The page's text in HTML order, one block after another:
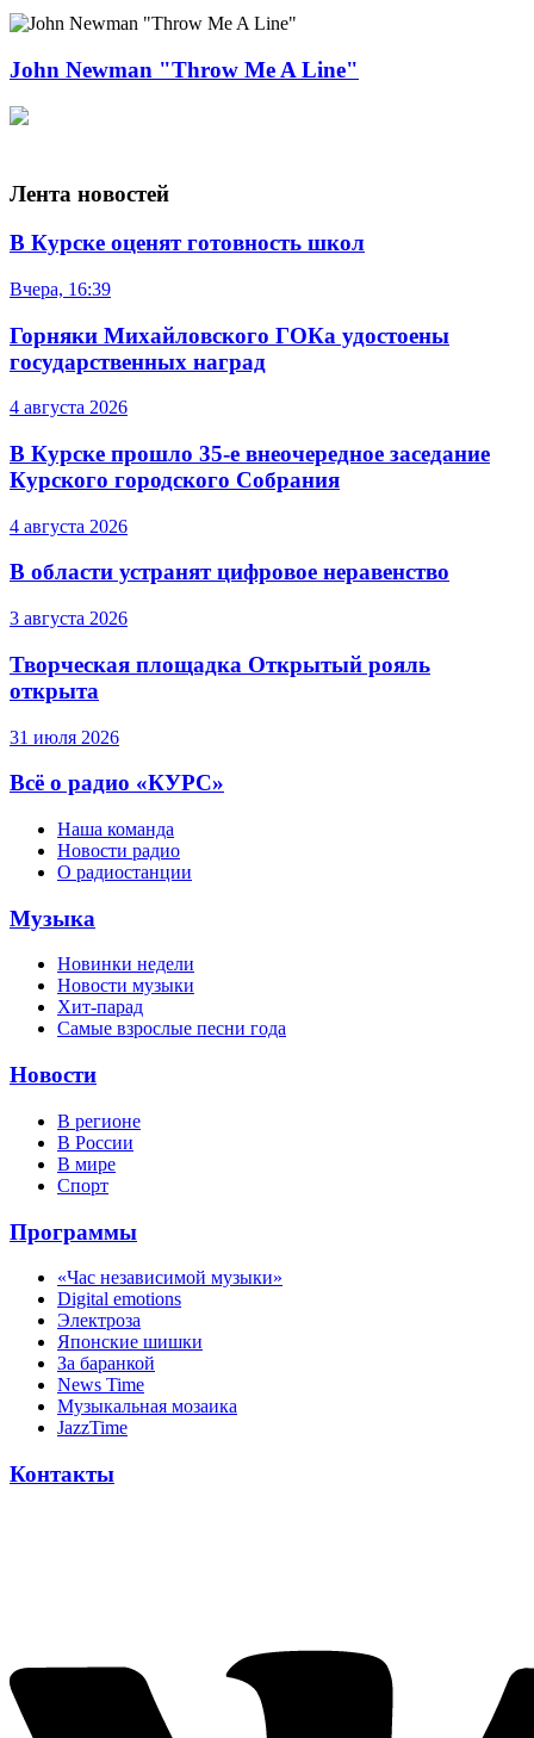
John Newman "Throw Me A Line"
Лента новостей
В Курске оценят готовность школ
Вчера, 16:39
Горняки Михайловского ГОКа удостоены
государственных наград
4 августа 2026
В Курске прошло 35-е внеочередное заседание
Курского городского Собрания
4 августа 2026
В области устранят цифровое неравенство
3 августа 2026
Творческая площадка Открытый рояль
открыта
31 июля 2026
Всё о радио «КУРС»
Наша команда
Новости радио
О радиостанции
Музыка
Новинки недели
Новости музыки
Хит-парад
Самые взрослые песни года
Новости
В регионе
В России
В мире
Спорт
Программы
«Час независимой музыки»
Digital emotions
Электроза
Японскиe шишки
За баранкой
News Time
Музыкальная мозаика
JazzTime
Контакты